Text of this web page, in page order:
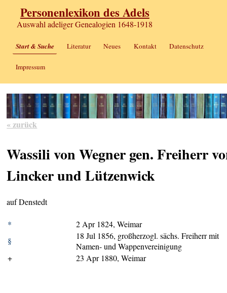
Personenlexikon des Adels
Auswahl adeliger Genealogien 1648-1918
Start & Suche Literatur Neues Kontakt Datenschutz
Impressum
« zurück
Wassili von Wegner gen. Freiherr
Lincker und Lützenwick
auf Denstedt
*
2 Apr 1824, Weimar
§
18 Jul 1856, großherzogl. sächs. Freiherr mit
Namen- und Wappenvereinigung
+
23 Apr 1880, Weimar